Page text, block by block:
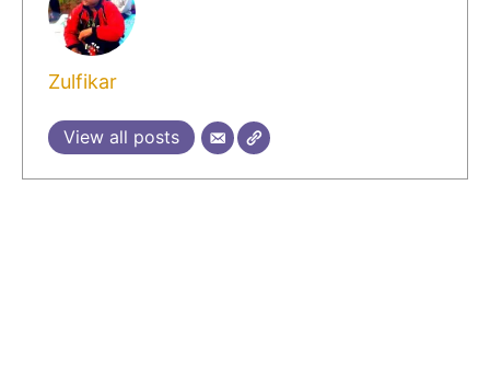
Zulfikar
View all posts